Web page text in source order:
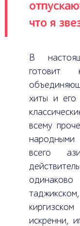
что я
В
готовит
хиты и его
всему
всего
искренни,